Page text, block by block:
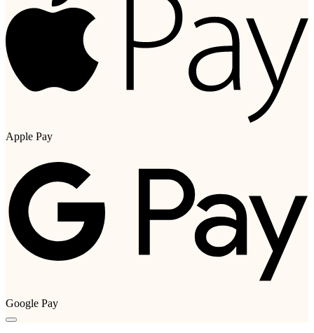
Apple Pay
Google Pay